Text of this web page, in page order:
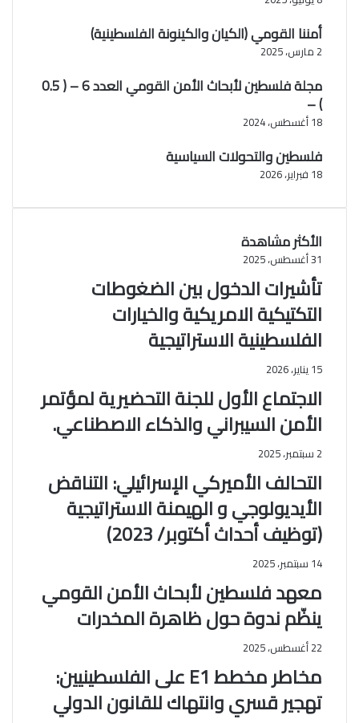
أمننا القومي (الكيان والكينونة الفلسطينية)
2 مارس، 2025
مجلة فلسطين لأبحاث الأمن القومي العدد 6 – ( 0.5
) –
18 أغسطس، 2024
فلسطين والتحولات السياسية
18 فبراير، 2026
الأكثر مشاهدة
31 أغسطس، 2025
تأشيرات الدخول بين الضغوطات
التكتيكية الامريكية والخيارات
الفلسطينية الاستراتيجية
15 يناير، 2026
الاجتماع الأول للجنة التحضيرية لمؤتمر
الأمن السيبراني والذكاء الاصطناعي.
2 سبتمبر، 2025
التحالف الأميركي الإسرائيلي: التناقض
الأيديولوجي و الهيمنة الاستراتيجية
(توظيف أحداث أكتوبر/ 2023)
14 سبتمبر، 2025
معهد فلسطين لأبحاث الأمن القومي
ينظّم ندوة حول ظاهرة المخدرات
22 أغسطس، 2025
مخاطر مخطط E1 على الفلسطينيين:
تهجير قسري وانتهاك للقانون الدولي